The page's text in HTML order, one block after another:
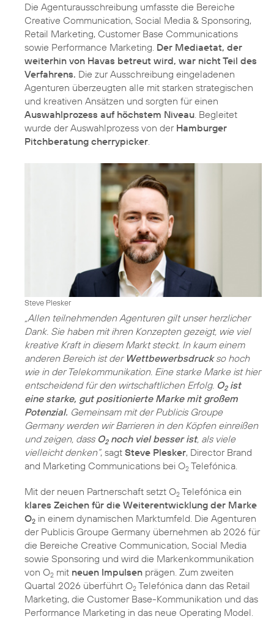
Die Agenturausschreibung umfasste die Bereiche
Creative Communication, Social Media & Sponsoring,
Retail Marketing, Customer Base Communications
sowie Performance Marketing. Der Mediaetat, der
weiterhin von Havas betreut wird, war nicht Teil des
Verfahrens. Die zur Ausschreibung eingeladenen
Agenturen überzeugten alle mit starken strategischen
und kreativen Ansätzen und sorgten für einen
Auswahlprozess auf höchstem Niveau . Begleitet
wurde der Auswahlprozess von der Hamburger
Pitchberatung cherrypicker
Steve Plesker
„Allen teilnehmenden Agenturen gilt unser herzlicher
Dank. Sie haben mit ihren Konzepten gezeigt, wie viel
kreative Kraft in diesem Markt steckt. In kaum einem
anderen Bereich ist der Wettbewerbsdruckso hoch
wie in der Telekommunikation. Eine starke Marke ist hier
entscheidend für den wirtschaftlichen Erfolg. O2ist
eine starke, gut positionierte Marke mit großem
Potenzial. Gemeinsam mit der Publicis Groupe
Germany werden wir Barrieren in den Köpfen einreißen
und zeigen, dass O2noch viel besser ist, als viele
vielleicht denken“, sagt Steve Plesker, Director Brand
and Marketing Communications bei O2 Telefónica.
Mit der neuen Partnerschaft setzt O2 Telefónica ein
klares Zeichen für die Weiterentwicklung der Marke
O2 in einem dynamischen Marktumfeld. Die Agenturen
der Publicis Groupe Germany übernehmen ab 2026 für
die Bereiche Creative Communication, Social Media
sowie Sponsoring und wird die Markenkommunikation
von O2 mit neuen Impulsen prägen. Zum zweiten
Quartal 2026 überführt O2 Telefónica dann das Retail
Marketing, die Customer Base-Kommunikation und das
Performance Marketing in das neue Operating Model.